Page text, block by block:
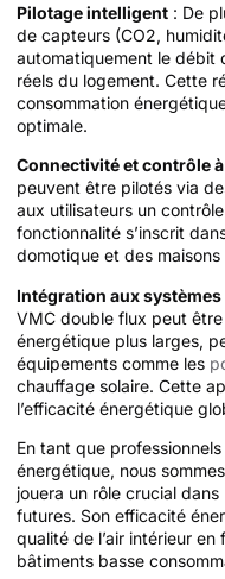
Pilotage intelligent : De
de capteurs (CO2,
automatiquement le débit
réels du logement. Cette
consommation
optimale.
Connectivité et contrôle
peuvent être pilotés via
aux utilisateurs un
fonctionnalité s’inscrit
domotique et des maisons
Intégration aux
VMC double flux peut
énergétique plus larges,
équipements comme les
chauffage solaire. Cette
l’efficacité énergétique
En tant que
énergétique, nous
jouera un rôle crucial
futures. Son efficacité
qualité de l’air intérieur
bâtiments basse